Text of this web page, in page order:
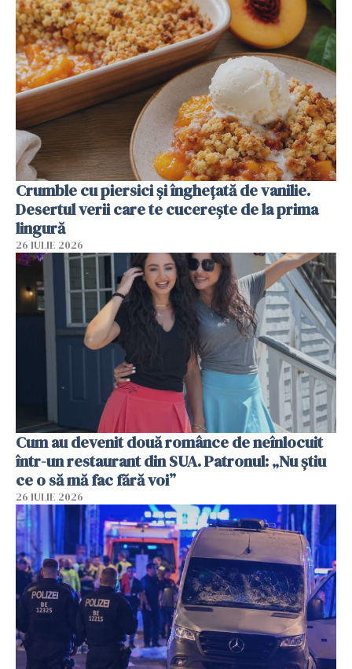
Crumble cu piersici și înghețată de vanilie.
Desertul verii care te cucerește de la prima
lingură
26 IULIE 2026
Cum au devenit două românce de neînlocuit
într-un restaurant din SUA. Patronul: „Nu știu
ce o să mă fac fără voi”
26 IULIE 2026